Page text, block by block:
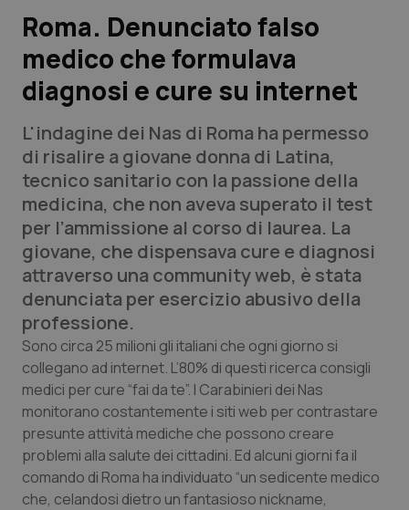
Lavoro e Professioni
Scienza e Farmaci
Studi e Analisi
Lettere al direttore
Edizioni Regionali
QS Pro
Professionisti Sanitari.AI
Abruzzo
Basilicata
Calabria
Campania
QS Pro Gold
Artrite & artrosi
Asma & BPCO
Car-T
QS Club Newsletter
Roma. Denunciato falso
medico che formulava
diagnosi e cure su internet
L'indagine dei Nas di Roma ha permesso
di risalire a giovane donna di Latina,
tecnico sanitario con la passione della
medicina, che non aveva superato il test
per l’ammissione al corso di laurea. La
giovane, che dispensava cure e diagnosi
attraverso una community web, è stata
denunciata per esercizio abusivo della
professione.
Sono circa 25 milioni gli italiani che ogni giorno si
collegano ad internet. L’80% di questi ricerca consigli
medici per cure “fai da te”. I Carabinieri dei Nas
monitorano costantemente i siti web per contrastare
presunte attività mediche che possono creare
problemi alla salute dei cittadini. Ed alcuni giorni fa il
comando di Roma ha individuato “un sedicente medico
che, celandosi dietro un fantasioso nickname,